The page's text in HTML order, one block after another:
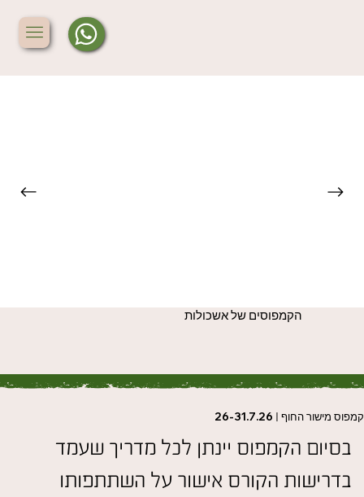
הקמפוסים של אשכולות
קמפוס מישור החוף |
בסיום הקמפוס יינתן לכל מדריך שעמד
בדרישות הקורס אישור על השתתפותו